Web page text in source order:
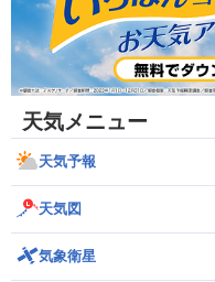
天気メニュー
天気予報
天気図
気象衛星